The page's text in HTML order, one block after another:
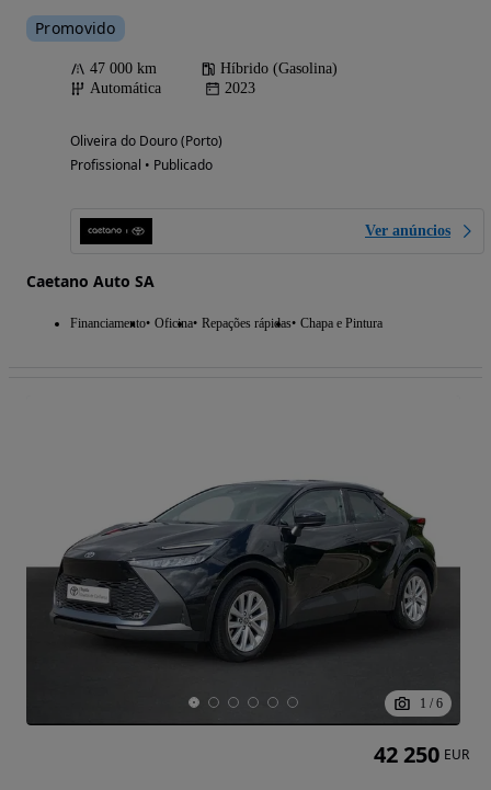
Promovido
47 000 km
Híbrido (Gasolina)
Automática
2023
Oliveira do Douro (Porto)
Profissional • Publicado
Ver anúncios
Caetano Auto SA
Financiamento Oficina Repações rápidas Chapa e Pintura
1 / 6
42 250 EUR